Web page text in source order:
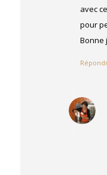
avec
pour
Bonne